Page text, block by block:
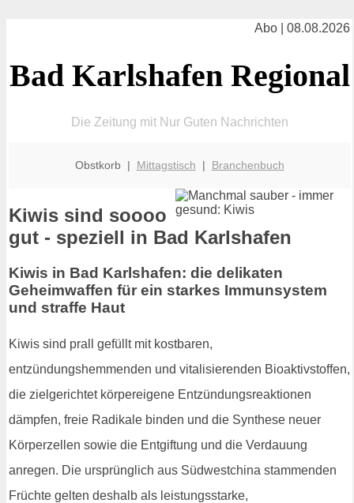
Abo | 08.08.2026
Bad Karlshafen Regional
Die Zeitung mit Nur Guten Nachrichten
Obstkorb | Mittagstisch | Branchenbuch
Kiwis sind soooo
gut - speziell in Bad Karlshafen
Kiwis in Bad Karlshafen: die delikaten
Geheimwaffen für ein starkes Immunsystem
und straffe Haut
Kiwis sind prall gefüllt mit kostbaren,
entzündungshemmenden und vitalisierenden Bioaktivstoffen,
die zielgerichtet körpereigene Entzündungsreaktionen
dämpfen, freie Radikale binden und die Synthese neuer
Körperzellen sowie die Entgiftung und die Verdauung
anregen. Die ursprünglich aus Südwestchina stammenden
Früchte gelten deshalb als leistungsstarke,